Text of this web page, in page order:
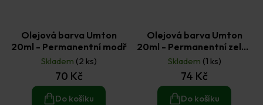
Olejová barva Umton
20ml - Permanentní modř
Skladem (2 ks)
70 Kč
Do košíku
Olejová barva Umton
20ml - Permanentní zeleň
skvělá
Skladem (1 ks)
74 Kč
Do košíku